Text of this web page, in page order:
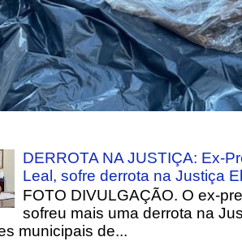
DERROTA NA JUSTIÇA: Ex-
Leal, sofre derrota na Justiça
FOTO DIVULGAÇÃO. O ex-
sofreu mais uma derrota na
municipais de...